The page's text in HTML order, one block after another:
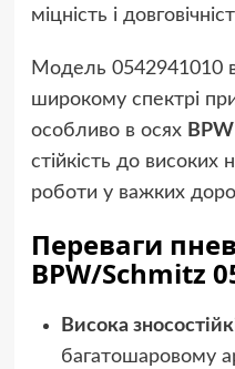
міцність і
Модель 0542941010
широкому спектрі
особливо в осях
стійкість до високих
роботи у важких
Переваги
BPW/Schmitz
Висока
багатошаровому